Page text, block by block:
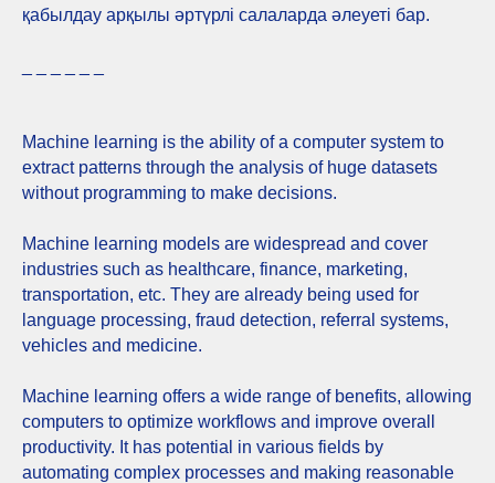
қабылдау арқылы әртүрлі салаларда әлеуеті бар.
Machine learning is the ability of a computer system to
extract patterns through the analysis of huge datasets
without programming to make decisions.
Machine learning models are widespread and cover
industries such as healthcare, finance, marketing,
transportation, etc. They are already being used for
language processing, fraud detection, referral systems,
vehicles and medicine.
Machine learning offers a wide range of benefits, allowing
computers to optimize workflows and improve overall
productivity. It has potential in various fields by
automating complex processes and making reasonable